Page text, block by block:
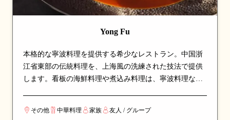
Yong Fu
本格的な寧波料理を提供する希少なレストラン。中国浙
江省東部の伝統料理を、上海風の洗練された技法で提供
します。看板の海鮮料理や煮込み料理は、寧波料理なら
す。
その他 中華料理 家族 友人 / グループ